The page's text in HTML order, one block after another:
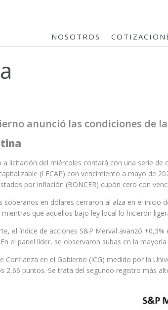
NOSOTROS
anunció las condiciones de
a licitación del miércoles contará con una serie
(LECAP) con vencimiento a mayo de
por inflación (BONCER) cupón cero con
soberanos en dólares cerraron al alza en el
mientras que aquellos bajo ley local lo hicieron
el índice de acciones S&P Merval avanzó
el panel líder, se observaron subas en la
Confianza en el Gobierno (ICG) medido por la
2,66 puntos. Se trata del segundo registro más